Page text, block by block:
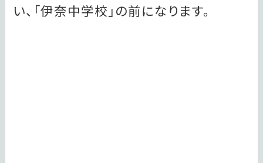
い、「伊奈中学校」の前になります。